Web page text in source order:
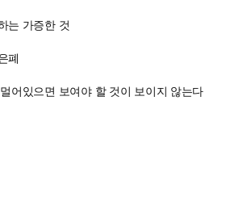
는 가증한 것
폐
어있으면 보여야 할 것이 보이지 않는다